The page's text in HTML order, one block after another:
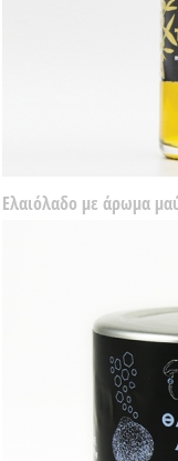
Ελαιόλαδο με άρωμα